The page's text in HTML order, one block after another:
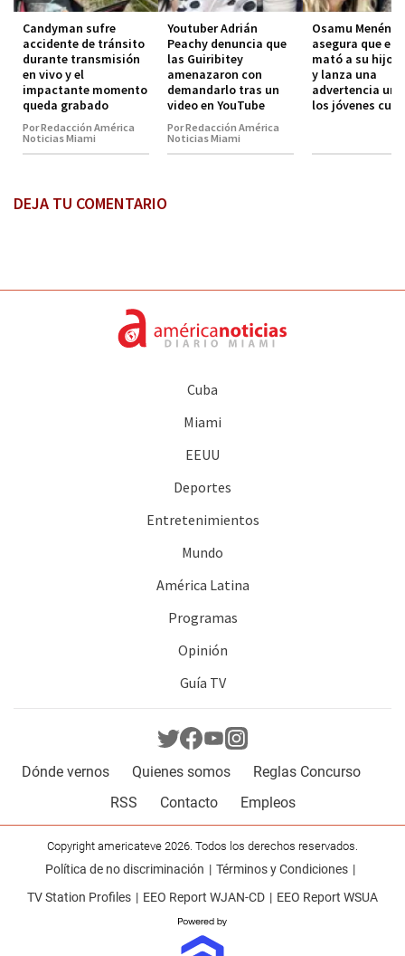
Candyman sufre
accidente de tránsito
durante transmisión
en vivo y el
impactante momento
queda grabado
Por Redacción América
Noticias Miami
Youtuber Adrián
Peachy denuncia que
las Guiribitey
amenazaron con
demandarlo tras un
video en YouTube
Por Redacción América
Noticias Miami
Osamu
asegura que el
mató a su hijo
y lanza una
advertencia
los jóvenes
DEJA TU COMENTARIO
Cuba
Miami
EEUU
Deportes
Entretenimientos
Mundo
América Latina
Programas
Opinión
Guía TV
Dónde vernos Quienes somos
Reglas Concurso
RSS
Contacto Empleos
Copyright americateve 2026. Todos los derechos reservados.
Política de no discriminación
Términos y Condiciones
TV Station Profiles
EEO Report WJAN-CD EEO Report WSUA